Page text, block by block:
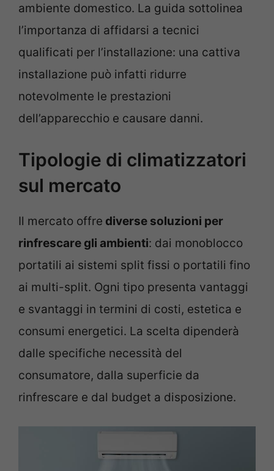
ambiente domestico. La guida sottolinea
l’importanza di affidarsi a tecnici
qualificati per l’installazione: una cattiva
installazione può infatti ridurre
notevolmente le prestazioni
dell’apparecchio e causare danni.
Tipologie di climatizzatori
sul mercato
Il mercato offre diverse soluzioni per
rinfrescare gli ambienti: dai monoblocco
portatili ai sistemi split fissi o portatili fino
ai multi-split. Ogni tipo presenta vantaggi
e svantaggi in termini di costi, estetica e
consumi energetici. La scelta dipenderà
dalle specifiche necessità del
consumatore, dalla superficie da
rinfrescare e dal budget a disposizione.